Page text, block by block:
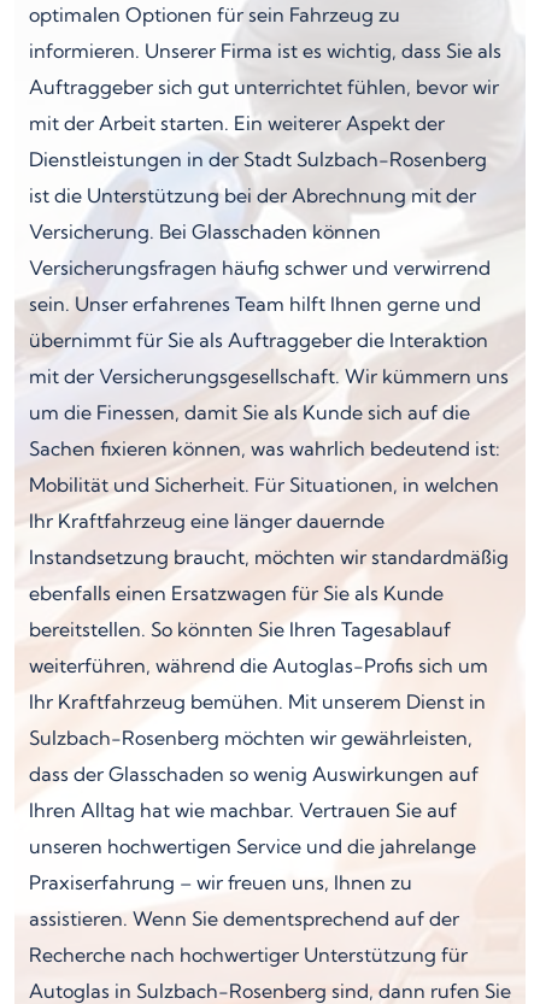
optimalen Optionen für sein Fahrzeug zu
informieren. Unserer Firma ist es wichtig, dass Sie als
Auftraggeber sich gut unterrichtet fühlen, bevor wir
mit der Arbeit starten. Ein weiterer Aspekt der
Dienstleistungen in der Stadt Sulzbach-Rosenberg
ist die Unterstützung bei der Abrechnung mit der
Versicherung. Bei Glasschaden können
Versicherungsfragen häufig schwer und verwirrend
sein. Unser erfahrenes Team hilft Ihnen gerne und
übernimmt für Sie als Auftraggeber die Interaktion
mit der Versicherungsgesellschaft. Wir kümmern uns
um die Finessen, damit Sie als Kunde sich auf die
Sachen fixieren können, was wahrlich bedeutend ist:
Mobilität und Sicherheit. Für Situationen, in welchen
Ihr Kraftfahrzeug eine länger dauernde
Instandsetzung braucht, möchten wir standardmäßig
ebenfalls einen Ersatzwagen für Sie als Kunde
bereitstellen. So könnten Sie Ihren Tagesablauf
weiterführen, während die Autoglas-Profis sich um
Ihr Kraftfahrzeug bemühen. Mit unserem Dienst in
Sulzbach-Rosenberg möchten wir gewährleisten,
dass der Glasschaden so wenig Auswirkungen auf
Ihren Alltag hat wie machbar. Vertrauen Sie auf
unseren hochwertigen Service und die jahrelange
Praxiserfahrung – wir freuen uns, Ihnen zu
assistieren. Wenn Sie dementsprechend auf der
Recherche nach hochwertiger Unterstützung für
Autoglas in Sulzbach-Rosenberg sind, dann rufen Sie